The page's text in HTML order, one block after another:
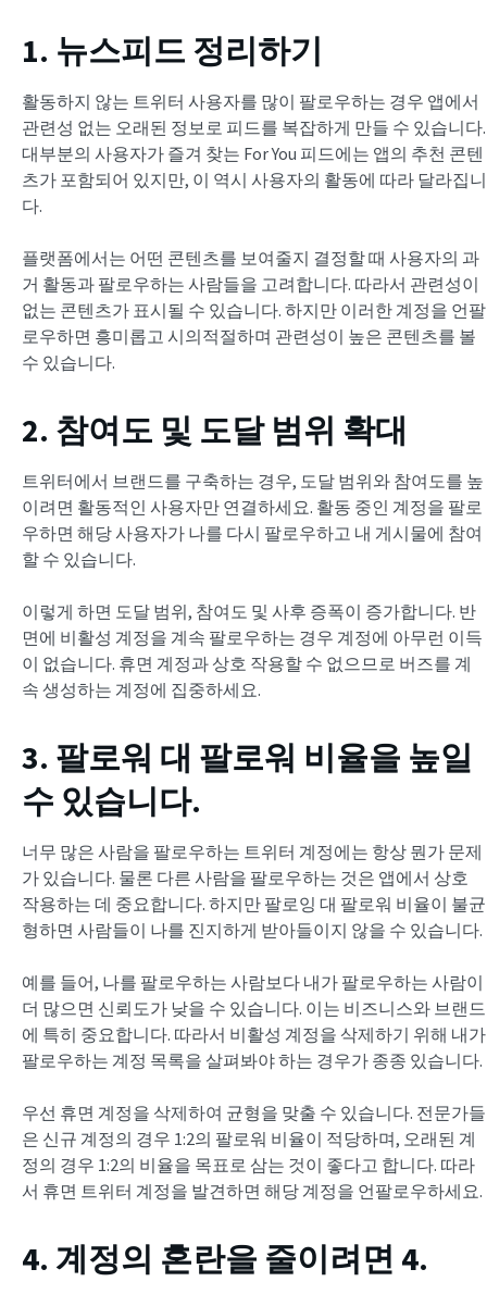
1. 뉴스피드 정리하기
활동하지 않는 트위터 사용자를 많이 팔로우하는 경우 앱에서
관련성 없는 오래된 정보로 피드를 복잡하게 만들 수 있습니다.
대부분의 사용자가 즐겨 찾는 For You 피드에는 앱의 추천 콘텐
츠가 포함되어 있지만, 이 역시 사용자의 활동에 따라 달라집니
다.
플랫폼에서는 어떤 콘텐츠를 보여줄지 결정할 때 사용자의 과
거 활동과 팔로우하는 사람들을 고려합니다. 따라서 관련성이
없는 콘텐츠가 표시될 수 있습니다. 하지만 이러한 계정을 언팔
로우하면 흥미롭고 시의적절하며 관련성이 높은 콘텐츠를 볼
수 있습니다.
2. 참여도 및 도달 범위 확대
트위터에서 브랜드를 구축하는 경우, 도달 범위와 참여도를 높
이려면 활동적인 사용자만 연결하세요. 활동 중인 계정을 팔로
우하면 해당 사용자가 나를 다시 팔로우하고 내 게시물에 참여
할 수 있습니다.
이렇게 하면 도달 범위, 참여도 및 사후 증폭이 증가합니다. 반
면에 비활성 계정을 계속 팔로우하는 경우 계정에 아무런 이득
이 없습니다. 휴면 계정과 상호 작용할 수 없으므로 버즈를 계
속 생성하는 계정에 집중하세요.
3. 팔로워 대 팔로워 비율을 높일
수 있습니다.
너무 많은 사람을 팔로우하는 트위터 계정에는 항상 뭔가 문제
가 있습니다. 물론 다른 사람을 팔로우하는 것은 앱에서 상호
작용하는 데 중요합니다. 하지만 팔로잉 대 팔로워 비율이 불균
형하면 사람들이 나를 진지하게 받아들이지 않을 수 있습니다.
예를 들어, 나를 팔로우하는 사람보다 내가 팔로우하는 사람이
더 많으면 신뢰도가 낮을 수 있습니다. 이는 비즈니스와 브랜드
에 특히 중요합니다. 따라서 비활성 계정을 삭제하기 위해 내가
팔로우하는 계정 목록을 살펴봐야 하는 경우가 종종 있습니다.
우선 휴면 계정을 삭제하여 균형을 맞출 수 있습니다. 전문가들
은 신규 계정의 경우 1:2의 팔로워 비율이 적당하며, 오래된 계
정의 경우 1:2의 비율을 목표로 삼는 것이 좋다고 합니다. 따라
서 휴면 트위터 계정을 발견하면 해당 계정을 언팔로우하세요.
4. 계정의 혼란을 줄이려면 4.